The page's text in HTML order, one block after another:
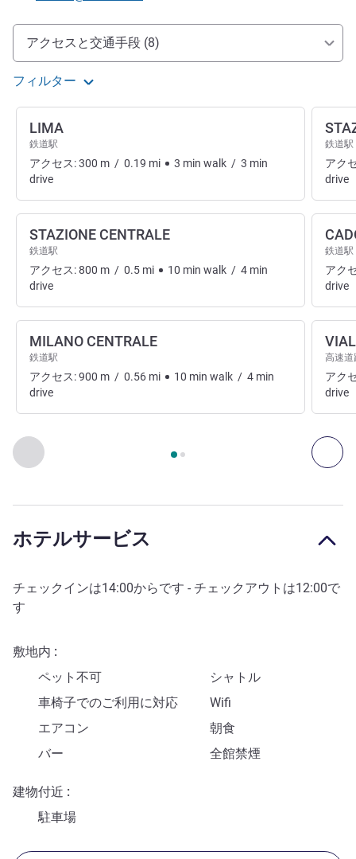
アクセスと交通機関
アクセスと交通手段 (8)
フィルター
前に戻る - アクセスと交通手段 次
2 ページ中 , アクセスと交通手段 1 :, アクセスと交
LIMA
鉄道駅
アクセス:300 m / 0.19 mi 3 min walk / 3 min
drive
STAZIONE CENTRALE
鉄道駅
アクセス:800 m / 0.5 mi 10 min walk / 4 min
drive
MILANO CENTRALE
鉄道駅
アクセス:900 m / 0.56 mi 10 min walk / 4 min
drive
鉄道駅
アク
drive
鉄道駅
アク
drive
高速道
アク
drive
ホテルサービス
チェックインは14:00からです - チェックアウトは12:00で
す
敷地内
ペット不可
シャトル
車椅子でのご利用に対応
Wifi
エアコン
朝食
バー
全館禁煙
建物付近
駐車場